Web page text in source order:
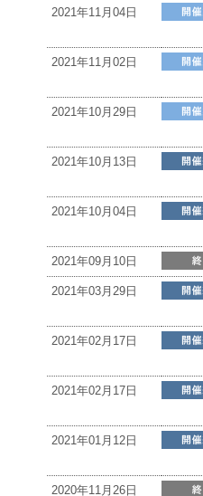
2021年11月04日
2021年11月02日
2021年10月29日
2021年10月13日
2021年10月04日
2021年09月10日
2021年03月29日
2021年02月17日
2021年02月17日
2021年01月12日
2020年11月26日